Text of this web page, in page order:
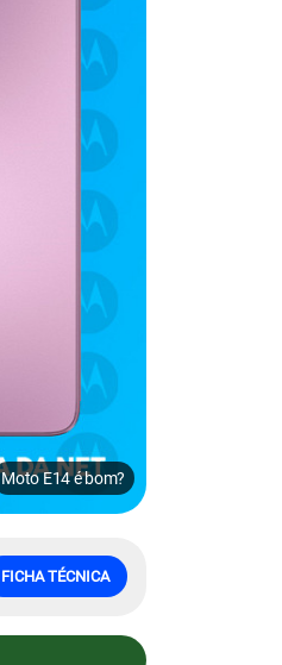
Moto E14 é bom?
FICHA TÉCNICA